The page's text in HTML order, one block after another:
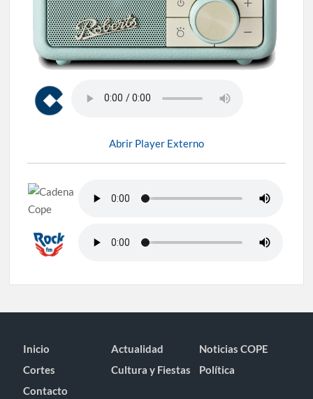
Abrir Player Externo
Inicio Actualidad
Noticias COPE
Cortes
Cultura y Fiestas
Política
Contacto